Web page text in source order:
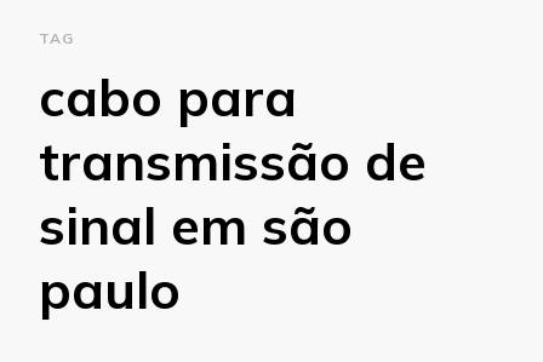
TAG
cabo para
transmissão de
sinal em são
paulo